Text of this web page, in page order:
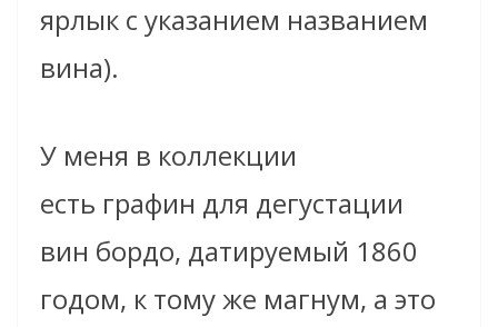
ярлык с указанием названием
вина).
У меня в коллекции
есть графин для дегустации
вин бордо, датируемый 1860
годом, к тому же магнум, а это